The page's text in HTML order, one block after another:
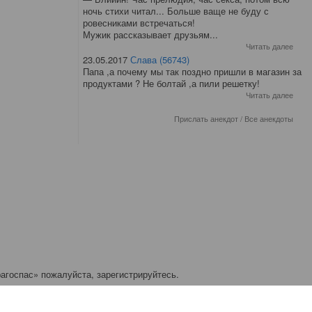
ночь стихи читал... Больше ваще не буду с
ровесниками встречаться!
Мужик рассказывает друзьям...
Читать далее
23.05.2017 Слава (56743)
Папа ,а почему мы так поздно пришли в магазин за
продуктами ? Не болтай ,а пили решетку!
Читать далее
Прислать анекдот/ Все анекдоты
пожалуйста, зарегистрируйтесь.